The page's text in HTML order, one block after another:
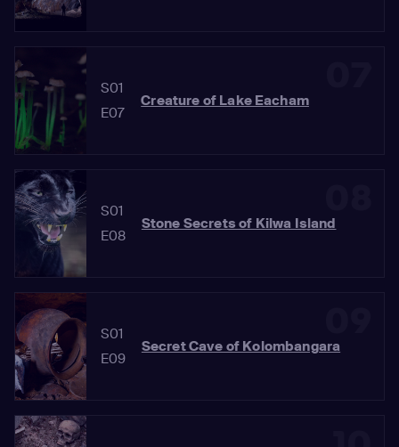
S01
E07
Creature of Lake Eacham
S01
E08
Stone Secrets of Kilwa Island
S01
E09
Secret Cave of Kolombangara